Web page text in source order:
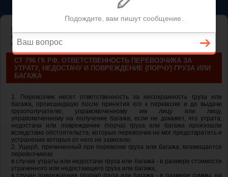
перевозчика за утрату, недостачу и повреждение (порчу) груза или
багажа
СТ 796 ГК РФ. ОТВЕТСТВЕННОСТЬ ПЕРЕВОЗЧИКА ЗА
УТРАТУ, НЕДОСТАЧУ И ПОВРЕЖДЕНИЕ (ПОРЧУ) ГРУЗА ИЛИ
БАГАЖА
1. Перевозчик несет ответственность за несохранность груза или
багажа, происшедшую после принятия его к перевозке и до выдачи
грузополучателю, управомоченному им лицу или лицу,
управомоченному на получение багажа, если не докажет, что утрата,
недостача или повреждение (порча) груза или багажа произошли
вследствие обстоятельств, которые перевозчик не мог предотвратить и
устранение которых от него не зависело.
2. Ущерб, причиненный при перевозке груза или багажа, возмещается
перевозчиком:
в случае утраты или недостачи груза или багажа - в размере стоимости
утраченного или недостающего груза или багажа;
в случае повреждения (порчи) груза или багажа - в размере суммы, на